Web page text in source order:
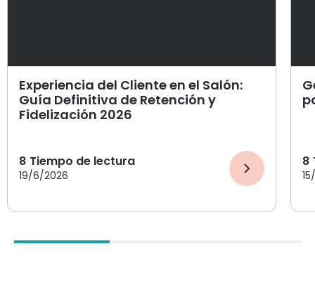
Experiencia del Cliente en el Salón:
Guía Definitiva de Retención y
Fidelización 2026
8 Tiempo de lectura
19/6/2026
8